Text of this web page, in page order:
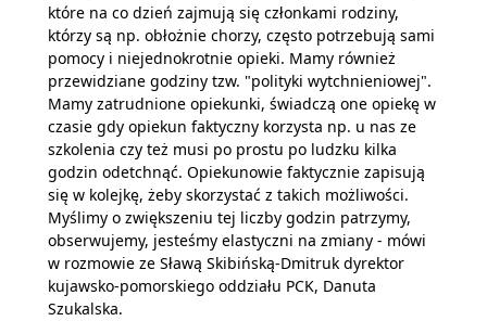
które na co dzień zajmują się członkami rodziny,
którzy są np. obłożnie chorzy, często potrzebują sami
pomocy i niejednokrotnie opieki. Mamy również
przewidziane godziny tzw. "polityki wytchnieniowej".
Mamy zatrudnione opiekunki, świadczą one opiekę w
czasie gdy opiekun faktyczny korzysta np. u nas ze
szkolenia czy też musi po prostu po ludzku kilka
godzin odetchnąć. Opiekunowie faktycznie zapisują
się w kolejkę, żeby skorzystać z takich możliwości.
Myślimy o zwiększeniu tej liczby godzin patrzymy,
obserwujemy, jesteśmy elastyczni na zmiany - mówi
w rozmowie ze Sławą Skibińską-Dmitruk dyrektor
kujawsko-pomorskiego oddziału PCK, Danuta
Szukalska.